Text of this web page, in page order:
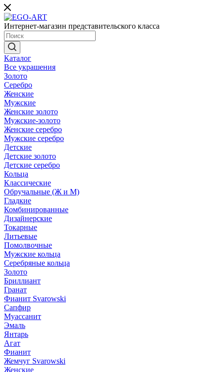
Интернет-магазин представительского класса
Каталог
Все украшения
Золото
Серебро
Женские
Мужские
Женские золото
Мужские-золото
Женские серебро
Мужские серебро
Детские
Детские золото
Детские серебро
Кольца
Классические
Обручальные (Ж и М)
Гладкие
Комбинированные
Дизайнерские
Токарные
Литьевые
Помолвочные
Мужские кольца
Серебряные кольца
Золото
Бриллиант
Гранат
Фианит Svarowski
Сапфир
Муассанит
Эмаль
Янтарь
Агат
Фианит
Жемчуг Svarowski
Женские